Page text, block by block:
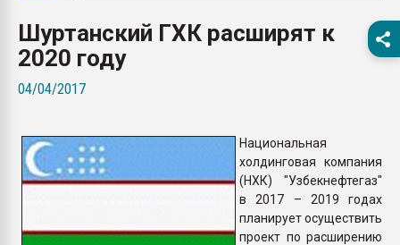
первый план в
пластмасс
бутылок
ПЕРЕЙТИ НА
Шуртанский ГХК расширят к
2020 году
04/04/2017
Национальная
холдинговая компания
(НХК) "Узбекнефтегаз"
в 2017 – 2019 годах
планирует осуществить
проект по расширению